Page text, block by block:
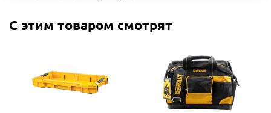
С этим товаром смотрят